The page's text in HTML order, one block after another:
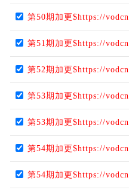
第50期加更$https://
第51期加更$https://
第52期加更$https://
第53期加更$https://
第53期加更$https://
第54期加更$https://
第54期加更$https://